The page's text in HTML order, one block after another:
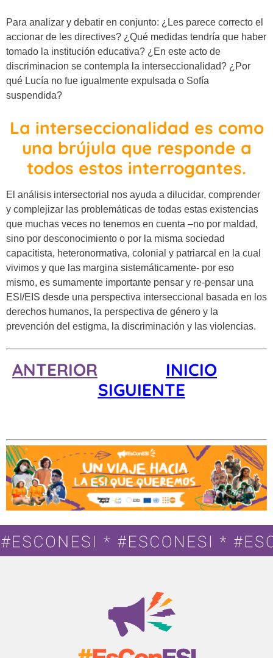
Para analizar y debatir en conjunto: ¿Les parece correcto el
accionar de les directives? ¿Qué medidas tendría que haber
tomado la institución educativa? ¿En este acto de
discriminacion se contempla la interseccionalidad? ¿Por
qué Lucía no fue igualmente expulsada o Sofía
suspendida?
La interseccionalidad es como
una brújula que responde a
todos estos interrogantes.
El análisis intersectorial nos ayuda a dilucidar, comprender
y complejizar las problemáticas de todas estas existencias
que muchas veces no tenemos en cuenta –no por maldad,
sino por desconocimiento o por la misma sociedad
capacitista, heteronormativa, colonial y patriarcal en la cual
vivimos y que las margina sistemáticamente- por eso
mismo, es sumamente importante pensar y re-pensar una
ESI/EIS desde una perspectiva interseccional basada en los
derechos humanos, la perspectiva de género y la
prevención del estigma, la discriminación y las violencias.
ANTERIOR
INICIO
SIGUIENTE